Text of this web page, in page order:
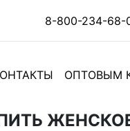
8-800-234-68-
ОПТОВЫМ